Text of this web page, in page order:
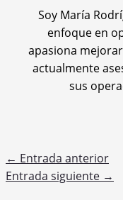
Soy María
enfoque en
apasiona
actualmente
sus
← Entrada anterior
Entrada siguiente →